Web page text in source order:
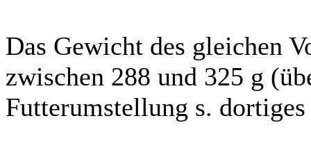
Das Gewicht des gleichen
zwischen 288 und 325 g
Futterumstellung s.